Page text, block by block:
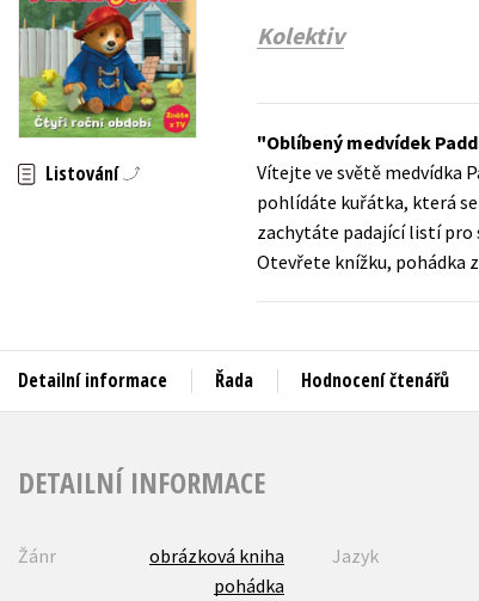
🎁DÁRKOVÉ PUBLIKACE
✉️ DÁRKOVÉ POUKAZY
Auto - moto
Beletrie pro děti
Esoterika a duchovní
Hobby
Jazyky
Kalendáře
Kariéra a osobní
Kolektiv
Listování
Oblíbený medvídek
Vítejte ve světě medvídka
pohlídáte kuřátka, která
zachytáte padající listí pro
Otevřete knížku, pohádka
Detailní informace Řada Hodnocení čtenářů
DETAILNÍ INFORMACE
Žánr
obrázková kniha
pohádka
Jazyk